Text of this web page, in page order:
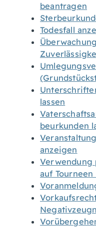
beantragen
Todesfall
lassen
beurkunden
anzeigen
Verwendung
auf Tourneen